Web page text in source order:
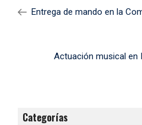
entradas
Anterior
Entrega de mando en la
Actuación musical en
Categorías